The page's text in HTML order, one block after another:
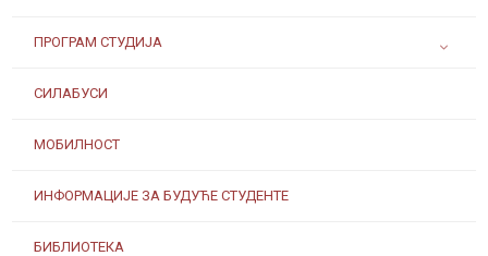
ПРОГРАМ СТУДИЈА
СИЛАБУСИ
МОБИЛНОСТ
ИНФОРМАЦИЈЕ ЗА БУДУЋЕ СТУДЕНТЕ
БИБЛИОТЕКА